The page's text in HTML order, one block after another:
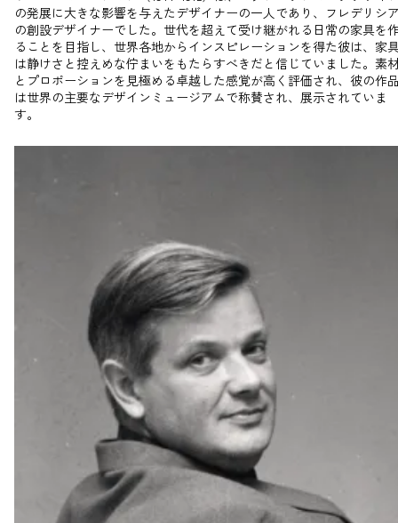
の発展に大きな影響を与えたデザイナーの一人であり、フレデリシ
の創設デザイナーでした。世代を超えて受け継がれる日常の家具を
ることを目指し、世界各地からインスピレーションを得た彼は、家
は静けさと控えめな佇まいをもたらすべきだと信じていました。素
とプロポーションを見極める卓越した感覚が高く評価され、彼の作
は世界の主要なデザインミュージアムで称賛され、展示されていま
す。